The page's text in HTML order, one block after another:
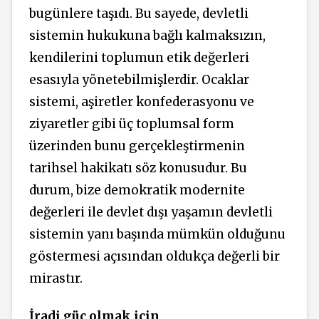
bugünlere taşıdı. Bu sayede, devletli
sistemin hukukuna bağlı kalmaksızın,
kendilerini toplumun etik değerleri
esasıyla yönetebilmişlerdir. Ocaklar
sistemi, aşiretler konfederasyonu ve
ziyaretler gibi üç toplumsal form
üzerinden bunu gerçekleştirmenin
tarihsel hakikatı söz konusudur. Bu
durum, bize demokratik modernite
değerleri ile devlet dışı yaşamın devletli
sistemin yanı başında mümkün olduğunu
göstermesi açısından oldukça değerli bir
mirastır.